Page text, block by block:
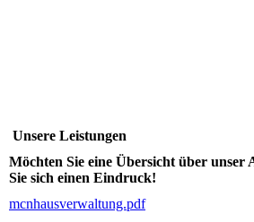
Unsere Leistungen
Möchten Sie eine Übersicht über unser
Sie sich einen Eindruck!
mcnhausverwaltung.pdf